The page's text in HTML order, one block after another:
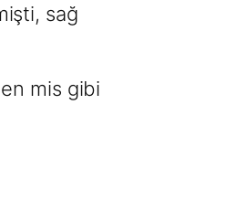
sağ
mis gibi